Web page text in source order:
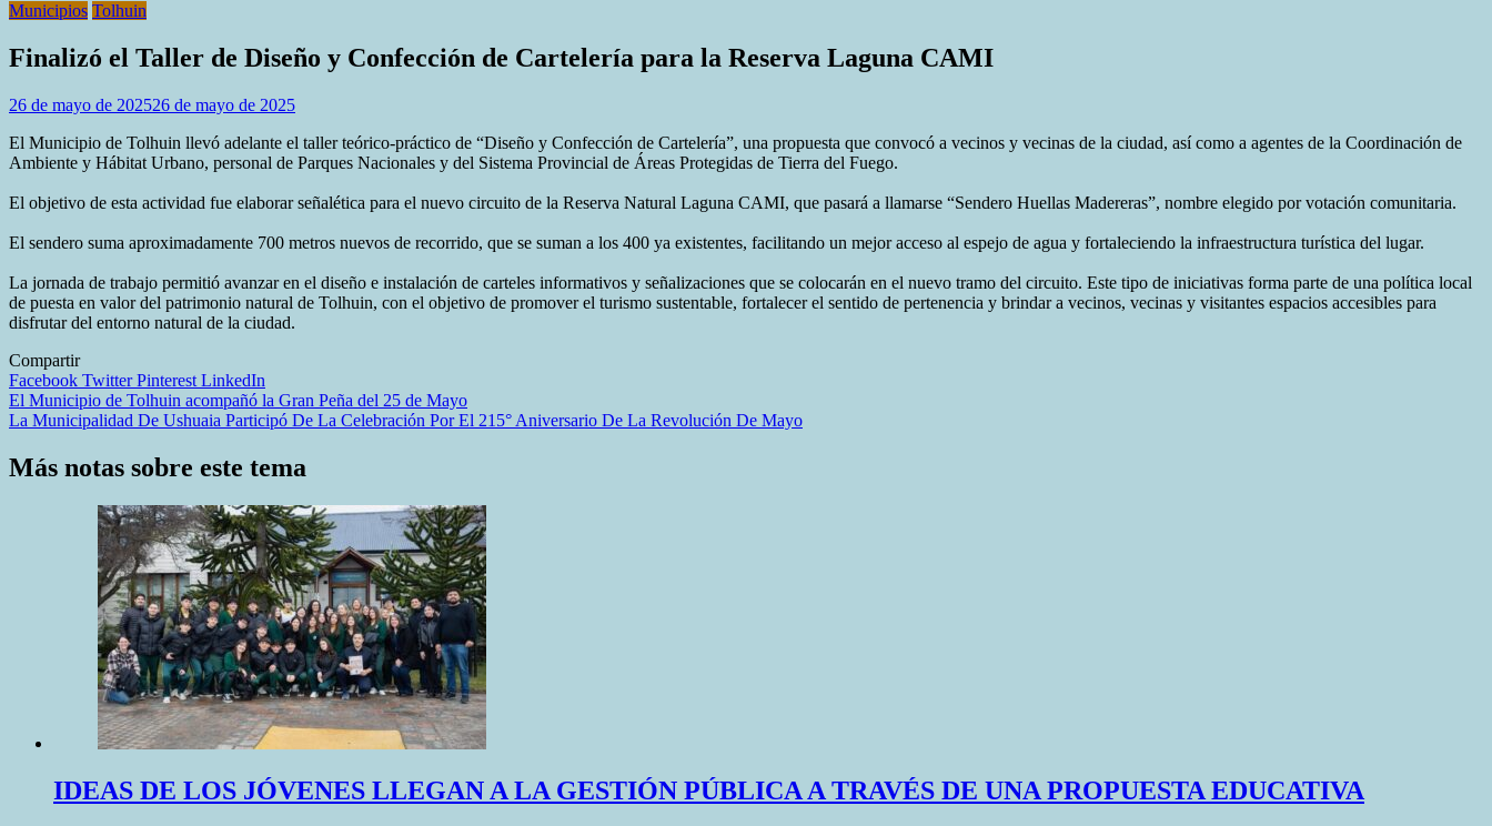
Municipios Tolhuin
Finalizó el Taller de Diseño y Confección de Cartelería para la Reserva Laguna CAMI
26 de mayo de 202526 de mayo de 2025
El Municipio de Tolhuin llevó adelante el taller teórico-práctico de “Diseño y Confección de Cartelería”, una propuesta que convocó a vecinos y vecinas de la ciudad, así como a agentes de la Coordinación de
Ambiente y Hábitat Urbano, personal de Parques Nacionales y del Sistema Provincial de Áreas Protegidas de Tierra del Fuego.
El objetivo de esta actividad fue elaborar señalética para el nuevo circuito de la Reserva Natural Laguna CAMI, que pasará a llamarse “Sendero Huellas Madereras”, nombre elegido por votación comunitaria.
El sendero suma aproximadamente 700 metros nuevos de recorrido, que se suman a los 400 ya existentes, facilitando un mejor acceso al espejo de agua y fortaleciendo la infraestructura turística del lugar.
La jornada de trabajo permitió avanzar en el diseño e instalación de carteles informativos y señalizaciones que se colocarán en el nuevo tramo del circuito. Este tipo de iniciativas forma parte de una política local
de puesta en valor del patrimonio natural de Tolhuin, con el objetivo de promover el turismo sustentable, fortalecer el sentido de pertenencia y brindar a vecinos, vecinas y visitantes espacios accesibles para
disfrutar del entorno natural de la ciudad.
Compartir
Facebook TwitterPinterest LinkedIn
Navegación
de
entradas
El Municipio de Tolhuin acompañó la Gran Peña del 25 de Mayo
La Municipalidad De Ushuaia Participó De La Celebración Por El 215° Aniversario De La Revolución De Mayo
Más notas sobre este tema
IDEAS DE LOS JÓVENES LLEGAN A LA GESTIÓN PÚBLICA A TRAVÉS DE UNA PROPUESTA EDUCATIVA